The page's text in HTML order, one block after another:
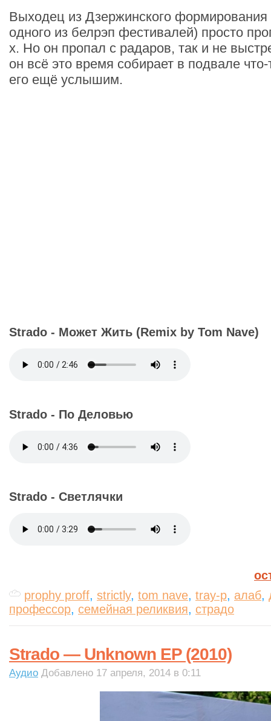
Выходец из Дзержинского формирования
одного из белрэп фестивалей) просто
х. Но он пропал с радаров, так и не
он всё это время собирает в подвале
его ещё услышим.
Strado - Может Жить (Remix by Tom Nave)
Strado - По Деловью
Strado - Светлячки
prophy proff, strictly, tom nave, tray-p, алаб,
профессор, семейная реликвия, страдо
Strado — Unknown EP (2010)
Аудио Добавлено 17 апреля, 2014 в 0:11